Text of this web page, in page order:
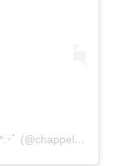
A post shared by ･ﾟ: *✧ Chappell Roan ✧*:･ﾟ (@chappellroan)